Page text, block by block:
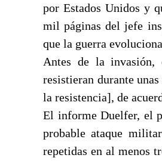
por Estados Unidos y
mil páginas del jefe
que la guerra
Antes de la invasión,
resistieran durante
la resistencia], de
El informe Duelfer, el
probable ataque
repetidas en al menos